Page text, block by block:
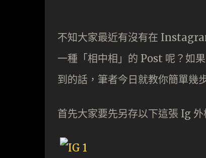
不知大家最近有沒有在
一種「相中相」的 Post 呢？如
到的話，筆者今日就教你簡單幾
首先大家要先另存以下這張 Ig 外